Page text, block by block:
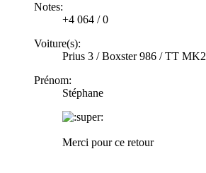
Notes:
+4 064 /0
Voiture(s):
Prius 3 / Boxster 986 / TT MK2
Prénom:
Stéphane
Merci pour ce retour